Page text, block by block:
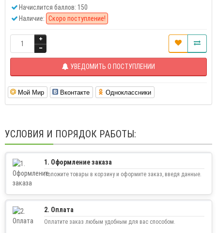
Начислится баллов: 150
Наличие: Скоро поступление!
УВЕДОМИТЬ О ПОСТУПЛЕНИИ
Мой Мир Вконтакте Одноклассники
УСЛОВИЯ И ПОРЯДОК РАБОТЫ:
1. Оформление заказа
Положите товары в корзину и оформите заказ, введя данные.
2. Оплата
Оплатите заказ любым удобным для вас способом.